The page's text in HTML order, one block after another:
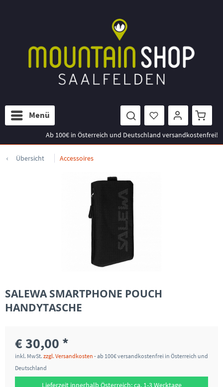
Menü
Ab 100€ in Österreich und Deutschland versandkostenfrei!
Übersicht Accessoires
SALEWA SMARTPHONE POUCH
HANDYTASCHE
€ 30,00 *
inkl. MwSt. zzgl. Versandkosten - ab 100€ versandkostenfrei in Österreich und
Deutschland